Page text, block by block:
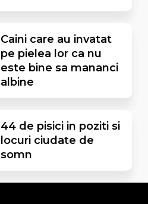
Caini care au invatat
pe pielea lor ca nu
este bine sa mananci
albine
44 de pisici in poziti si
locuri ciudate de
somn